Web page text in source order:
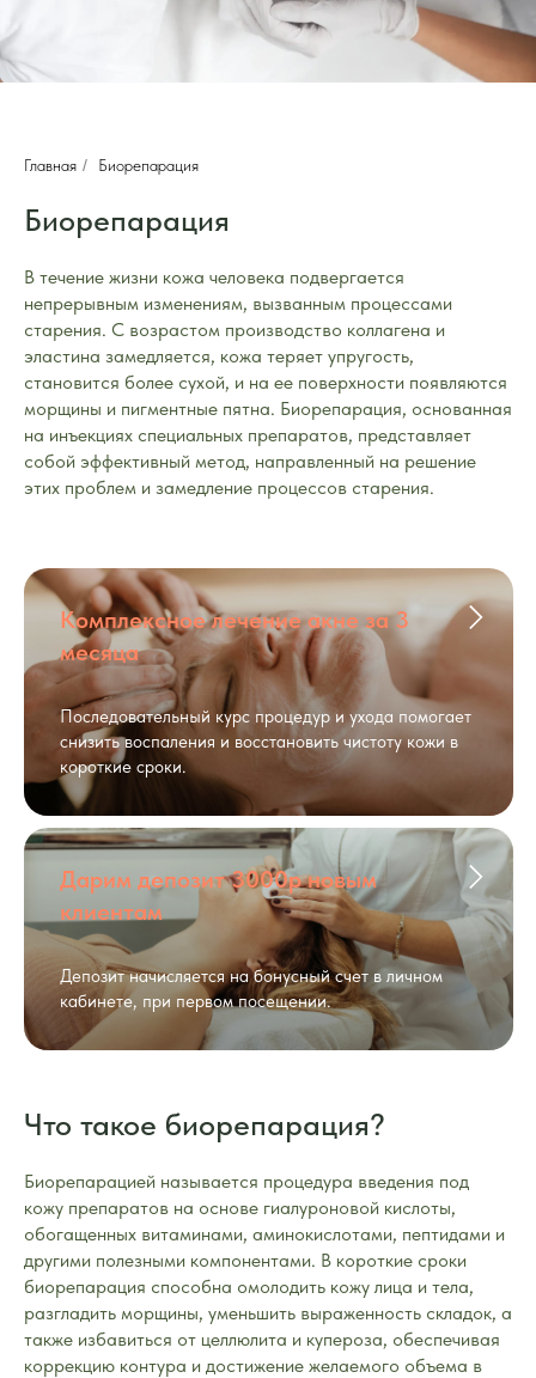
Главная / Биорепарация
Биорепарация
В течение жизни кожа человека подвергается
непрерывным изменениям, вызванным процессами
старения. С возрастом производство коллагена и
эластина замедляется, кожа теряет упругость,
становится более сухой, и на ее поверхности появляются
морщины и пигментные пятна. Биорепарация, основанная
на инъекциях специальных препаратов, представляет
собой эффективный метод, направленный на решение
этих проблем и замедление процессов старения.
Комплексное лечение акне за 3
месяца
Последовательный курс процедур и ухода помогает
снизить воспаления и восстановить чистоту кожи в
короткие сроки.
Дарим депозит 3000р новым
клиентам
Депозит начисляется на бонусный счет в личном
кабинете, при первом посещении.
Что такое биорепарация?
Биорепарацией называется процедура введения под
кожу препаратов на основе гиалуроновой кислоты,
обогащенных витаминами, аминокислотами, пептидами и
другими полезными компонентами. В короткие сроки
биорепарация способна омолодить кожу лица и тела,
разгладить морщины, уменьшить выраженность складок, а
также избавиться от целлюлита и купероза, обеспечивая
коррекцию контура и достижение желаемого объема в